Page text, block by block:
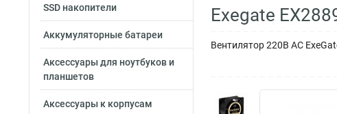
SSD накопители
Аккумуляторные батареи
Аксессуары для ноутбуков и
планшетов
Аксессуары к корпусам
Exegate
Вентилятор 220В AC